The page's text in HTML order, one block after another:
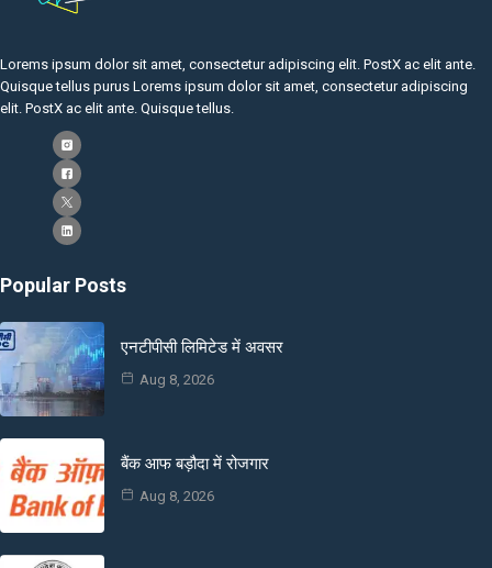
Lorems ipsum dolor sit amet, consectetur adipiscing elit. PostX ac elit ante.
Quisque tellus purus Lorems ipsum dolor sit amet, consectetur adipiscing
elit. PostX ac elit ante. Quisque tellus.
Popular Posts
एनटीपीसी लिमिटेड में अवसर
Aug 8, 2026
बैंक आफ बड़ौदा में रोजगार
Aug 8, 2026